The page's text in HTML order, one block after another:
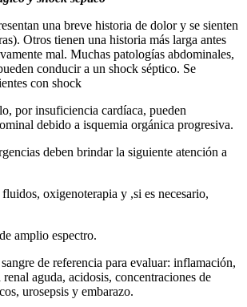
una breve historia de dolor y se sienten
Otros tienen una historia más larga antes
mal. Muchas patologías abdominales,
conducir a un shock séptico. Se
con shock
por insuficiencia cardíaca, pueden
debido a isquemia orgánica progresiva.
deben brindar la siguiente atención a
oxigenoterapia y ,si es necesario,
amplio espectro.
de referencia para evaluar: inflamación,
aguda, acidosis, concentraciones de
urosepsis y embarazo.